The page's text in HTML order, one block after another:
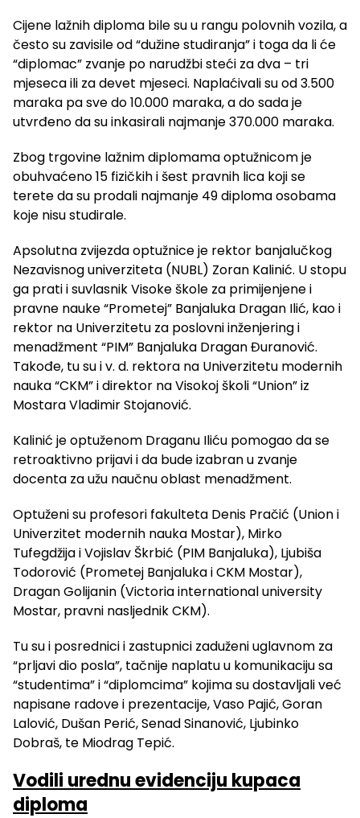
Cijene lažnih diploma bile su u rangu polovnih vozila, a
često su zavisile od “dužine studiranja” i toga da li će
“diplomac” zvanje po narudžbi steći za dva – tri
mjeseca ili za devet mjeseci. Naplaćivali su od 3.500
maraka pa sve do 10.000 maraka, a do sada je
utvrđeno da su inkasirali najmanje 370.000 maraka.
Zbog trgovine lažnim diplomama optužnicom je
obuhvaćeno 15 fizičkih i šest pravnih lica koji se
terete da su prodali najmanje 49 diploma osobama
koje nisu studirale.
Apsolutna zvijezda optužnice je rektor banjalučkog
Nezavisnog univerziteta (NUBL) Zoran Kalinić. U stopu
ga prati i suvlasnik Visoke škole za primijenjene i
pravne nauke “Prometej” Banjaluka Dragan Ilić, kao i
rektor na Univerzitetu za poslovni inženjering i
menadžment “PIM” Banjaluka Dragan Đuranović.
Takođe, tu su i v. d. rektora na Univerzitetu modernih
nauka “CKM” i direktor na Visokoj školi “Union” iz
Mostara Vladimir Stojanović.
Kalinić je optuženom Draganu Iliću pomogao da se
retroaktivno prijavi i da bude izabran u zvanje
docenta za užu naučnu oblast menadžment.
Optuženi su profesori fakulteta Denis Pračić (Union i
Univerzitet modernih nauka Mostar), Mirko
Tufegdžija i Vojislav Škrbić (PIM Banjaluka), Ljubiša
Todorović (Prometej Banjaluka i CKM Mostar),
Dragan Golijanin (Victoria international university
Mostar, pravni nasljednik CKM).
Tu su i posrednici i zastupnici zaduženi uglavnom za
“prljavi dio posla”, tačnije naplatu u komunikaciju sa
“studentima” i “diplomcima” kojima su dostavljali već
napisane radove i prezentacije, Vaso Pajić, Goran
Lalović, Dušan Perić, Senad Sinanović, Ljubinko
Dobraš, te Miodrag Tepić.
Vodili urednu evidenciju kupaca
diploma